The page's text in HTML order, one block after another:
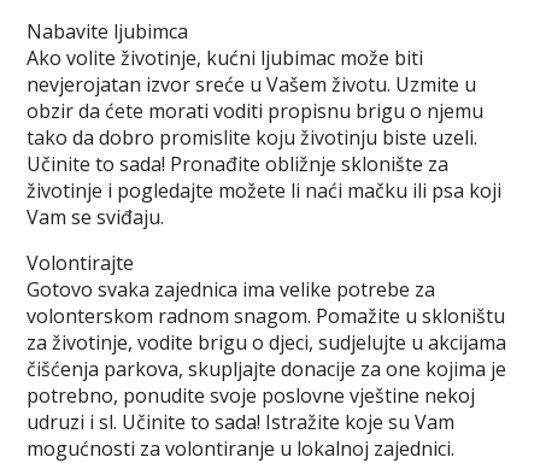
Nabavite ljubimca
Ako volite životinje, kućni ljubimac može biti
nevjerojatan izvor sreće u Vašem životu. Uzmite u
obzir da ćete morati voditi propisnu brigu o njemu
tako da dobro promislite koju životinju biste uzeli.
Učinite to sada! Pronađite obližnje sklonište za
životinje i pogledajte možete li naći mačku ili psa koji
Vam se sviđaju.
Volontirajte
Gotovo svaka zajednica ima velike potrebe za
volonterskom radnom snagom. Pomažite u skloništu
za životinje, vodite brigu o djeci, sudjelujte u akcijama
čišćenja parkova, skupljajte donacije za one kojima je
potrebno, ponudite svoje poslovne vještine nekoj
udruzi i sl. Učinite to sada! Istražite koje su Vam
mogućnosti za volontiranje u lokalnoj zajednici.